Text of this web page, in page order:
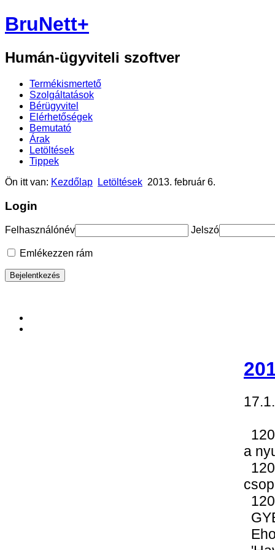
BruNett+
Humán-ügyviteli szoftver
Termékismertető
Szolgáltatások
Bérügyvitel
Elérhetőségek
Bemutató
Árak
Letöltések
Tippek
Ön itt van: Kezdőlap Letöltések 2013. február 6.
Login
Felhasználónév Jelszó
Emlékezzen rám
a